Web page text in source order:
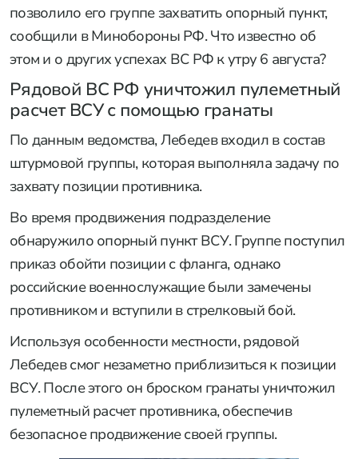
позволило его группе захватить опорный пункт,
сообщили в Минобороны РФ. Что известно об
этом и о других успехах ВС РФ к утру 6 августа?
Рядовой ВС РФ уничтожил пулеметный
расчет ВСУ с помощью гранаты
По данным ведомства, Лебедев входил в состав
штурмовой группы, которая выполняла задачу по
захвату позиции противника.
Во время продвижения подразделение
обнаружило опорный пункт ВСУ. Группе поступил
приказ обойти позиции с фланга, однако
российские военнослужащие были замечены
противником и вступили в стрелковый бой.
Используя особенности местности, рядовой
Лебедев смог незаметно приблизиться к позиции
ВСУ. После этого он броском гранаты уничтожил
пулеметный расчет противника, обеспечив
безопасное продвижение своей группы.